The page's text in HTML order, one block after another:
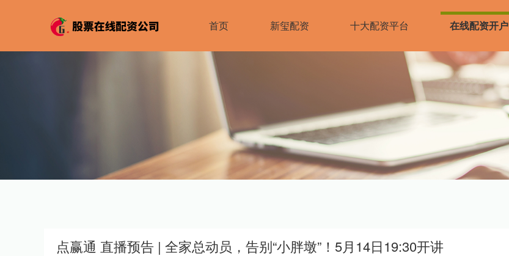
首页 新玺配资 十大配资平台 在线配资开户
点赢通 直播预告 | 全家总动员，告别“小胖墩”！5月14日19:30开讲